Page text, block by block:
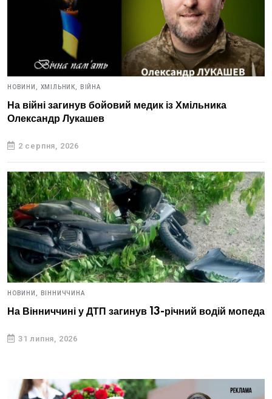
НОВИНИ, ХМІЛЬНИК, ВІЙНА
На війні загинув бойовий медик із Хмільника
Олександр Лукашев
2 серпня, 2026
НОВИНИ, ВІННИЧЧИНА
На Вінниччині у ДТП загинув 13-річний водій мопеда
31 липня, 2026